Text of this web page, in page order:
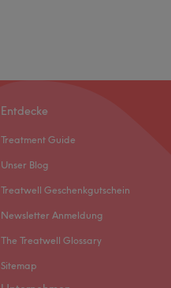
Entdecke
Treatment Guide
Unser Blog
Treatwell Geschenkgutschein
Newsletter Anmeldung
The Treatwell Glossary
Sitemap